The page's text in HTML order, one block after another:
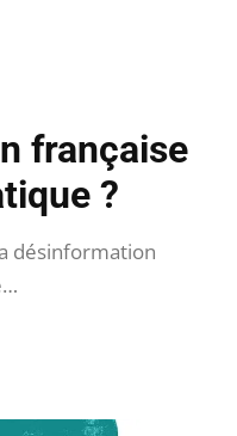
française
?
désinformation